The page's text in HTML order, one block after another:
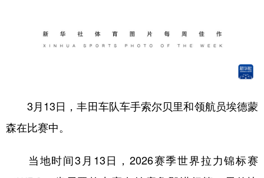
3月13日，丰田车队车手索尔贝里和领航员埃德蒙
森在比赛中。
当地时间3月13日，2026赛季世界拉力锦标赛